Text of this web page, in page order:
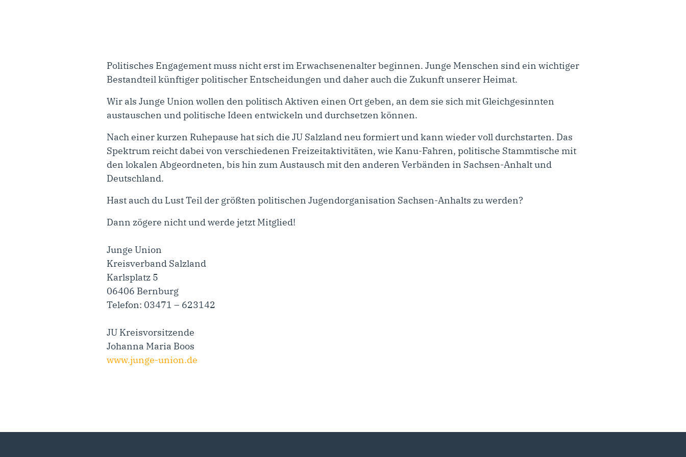
Politisches Engagement muss nicht erst im Erwachsenenalter beginnen. Junge Menschen sind ein wichtiger
Bestandteil künftiger politischer Entscheidungen und daher auch die Zukunft unserer Heimat.
Wir als Junge Union wollen den politisch Aktiven einen Ort geben, an dem sie sich mit Gleichgesinnten
austauschen und politische Ideen entwickeln und durchsetzen können.
Nach einer kurzen Ruhepause hat sich die JU Salzland neu formiert und kann wieder voll durchstarten. Das
Spektrum reicht dabei von verschiedenen Freizeitaktivitäten, wie Kanu-Fahren, politische Stammtische mit
den lokalen Abgeordneten, bis hin zum Austausch mit den anderen Verbänden in Sachsen-Anhalt und
Deutschland.
Hast auch du Lust Teil der größten politischen Jugendorganisation Sachsen-Anhalts zu werden?
Dann zögere nicht und werde jetzt Mitglied!
Junge Union
Kreisverband Salzland
Karlsplatz 5
06406 Bernburg
Telefon: 03471 – 623142
JU Kreisvorsitzende
Johanna Maria Boos
www.junge-union.de